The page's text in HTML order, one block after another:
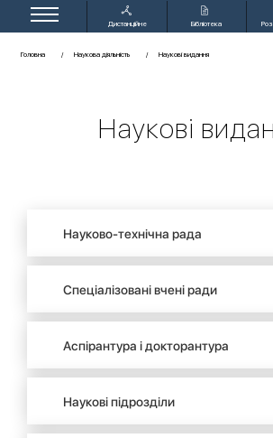
Дистанційне
Бібліотека
Головна Наукова діяльність Наукові видання
Наукові
Науково-технічна рада
Спеціалізовані вчені ради
Аспірантура і докторантура
Наукові підрозділи